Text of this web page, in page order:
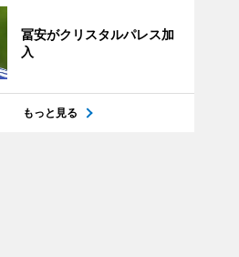
冨安がクリスタルパレス加
入
もっと見る